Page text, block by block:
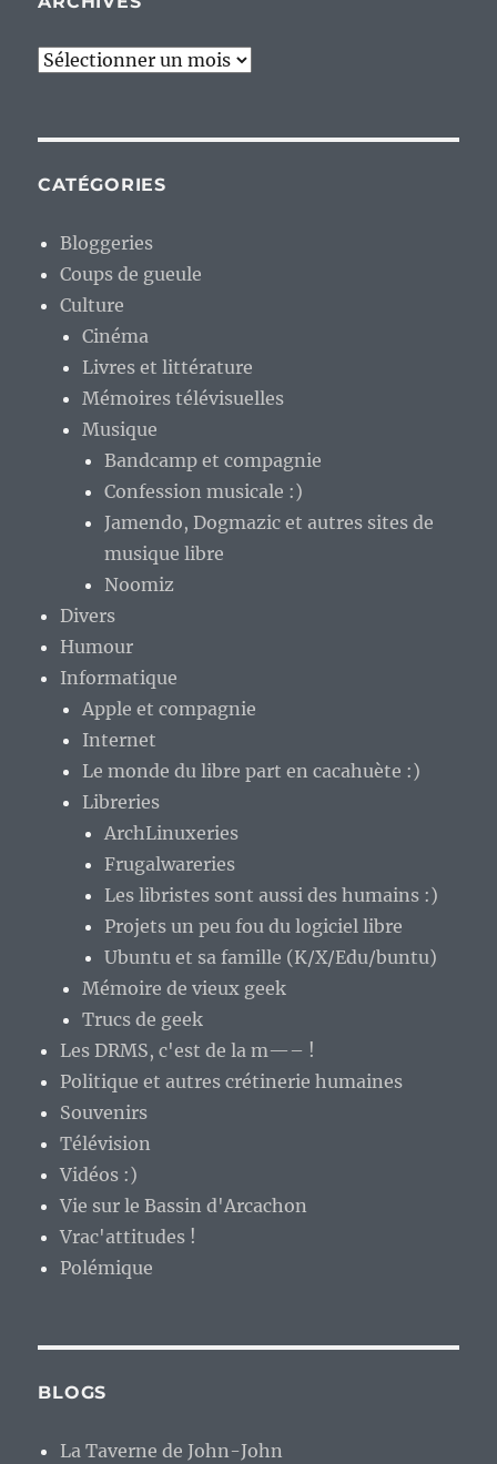
Archives
CATÉGORIES
Bloggeries
Coups de gueule
Culture
Cinéma
Livres et littérature
Mémoires télévisuelles
Musique
Bandcamp et compagnie
Confession musicale :)
Jamendo, Dogmazic et autres sites de
musique libre
Noomiz
Divers
Humour
Informatique
Apple et compagnie
Internet
Le monde du libre part en cacahuète :)
Libreries
ArchLinuxeries
Frugalwareries
Les libristes sont aussi des humains :)
Projets un peu fou du logiciel libre
Ubuntu et sa famille (K/X/Edu/buntu)
Mémoire de vieux geek
Trucs de geek
Les DRMS, c'est de la m—– !
Politique et autres crétinerie humaines
Souvenirs
Télévision
Vidéos :)
Vie sur le Bassin d'Arcachon
Vrac'attitudes !
Polémique
BLOGS
La Taverne de John-John